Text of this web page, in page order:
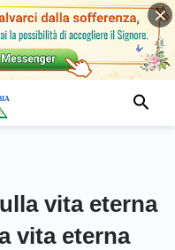
vita eterna
vita eterna